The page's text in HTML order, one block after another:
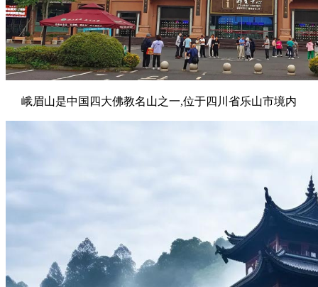
峨眉山是中国四大佛教名山之一,位于四川省乐山市境内